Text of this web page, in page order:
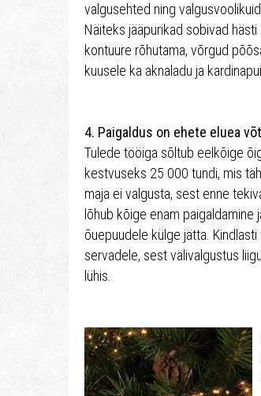
valgusehted ning
Näiteks jääpurikad sobivad
kontuure rõhutama, võrgud
kuusele ka aknaladu ja
4. Paigaldus on ehete eluea
Tulede tööiga sõltub eelkõige
kestvuseks 25 000 tundi, mis
maja ei valgusta, sest enne
lõhub kõige enam
õuepuudele külge jätta.
servadele, sest välivalgustus
lühis.